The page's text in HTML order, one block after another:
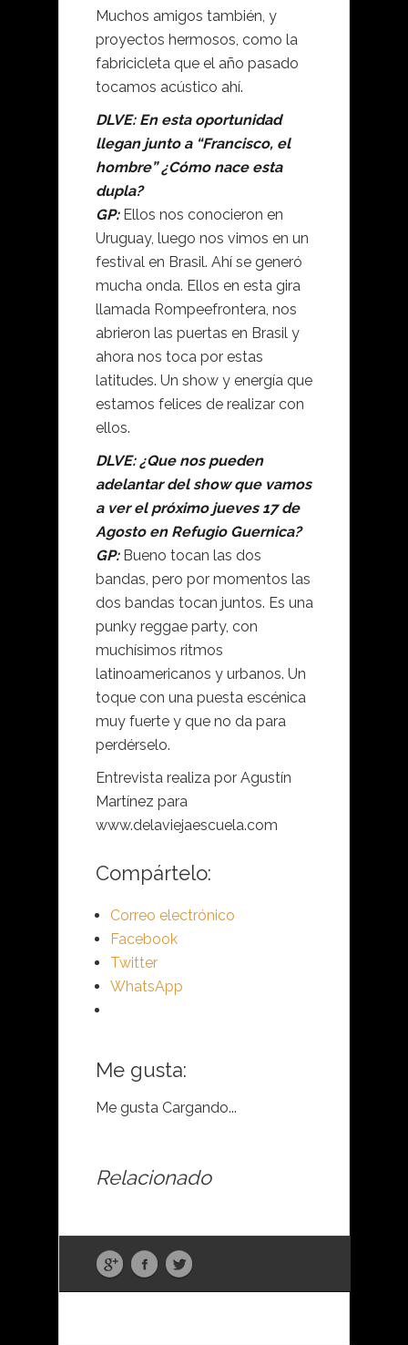
Muchos amigos también, y
proyectos hermosos, como la
fabricicleta que el año pasado
tocamos acústico ahí.
DLVE: En esta oportunidad
llegan junto a “Francisco, el
hombre” ¿Cómo nace esta
dupla?
GP:Ellos nos conocieron en
Uruguay, luego nos vimos en un
festival en Brasil. Ahí se generó
mucha onda. Ellos en esta gira
llamada Rompeefrontera, nos
abrieron las puertas en Brasil y
ahora nos toca por estas
latitudes. Un show y energía que
estamos felices de realizar con
ellos.
DLVE: ¿Que nos pueden
adelantar del show que vamos
a ver el próximo jueves 17 de
Agosto en Refugio Guernica?
GP:Bueno tocan las dos
bandas, pero por momentos las
dos bandas tocan juntos. Es una
punky reggae party, con
muchísimos ritmos
latinoamericanos y urbanos. Un
toque con una puesta escénica
muy fuerte y que no da para
perdérselo.
Entrevista realiza por Agustín
Martínez para
www.delaviejaescuela.com
Compártelo:
Correo electrónico
Facebook
Twitter
WhatsApp
Me gusta:
Me gusta Cargando...
Relacionado